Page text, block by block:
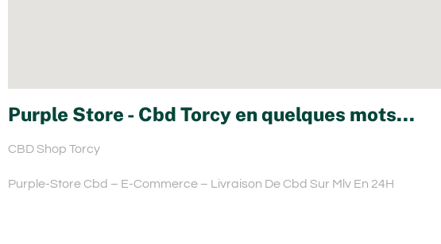
Purple Store - Cbd Torcy en quelques mots...
CBD Shop Torcy
Purple-Store Cbd – E-Commerce – Livraison De Cbd Sur Mlv En 24H